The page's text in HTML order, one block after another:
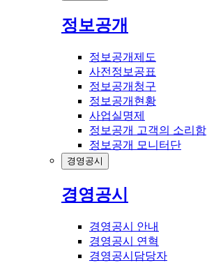
정보공개
정보공개제도
사전정보공표
정보공개청구
정보공개현황
사업실명제
정보공개 고객의 소리함
정보공개 모니터단
경영공시
경영공시
경영공시 안내
경영공시 연혁
경영공시담당자